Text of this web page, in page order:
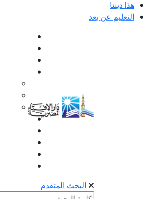
هذا ديننا
التعليم عن بعد
البحث المتقدم